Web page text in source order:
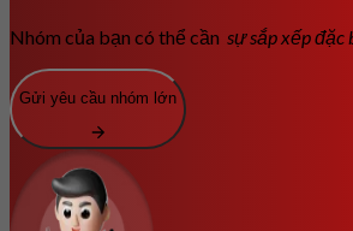
Nhóm của bạn có thể cần sự sắp xếp đặc
Gửi yêu cầu nhóm lớn